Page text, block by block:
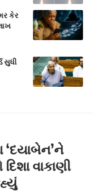
કેર
સુધી
‘દયાબેન’ને
વાકાણી